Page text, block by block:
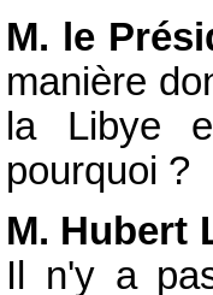
M. le
manière
la Libye
pourquoi ?
M. Hubert
Il n'y a